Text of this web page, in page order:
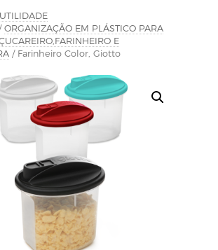
UTILIDADE
ORGANIZAÇÃO EM PLÁSTICO PARA
E
/ Farinheiro Color, Giotto